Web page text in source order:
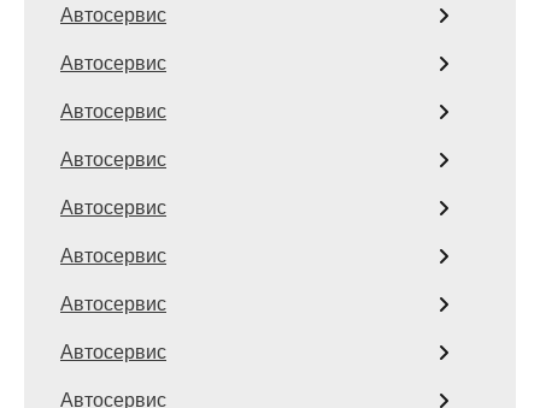
Автосервис
Автосервис
Автосервис
Автосервис
Автосервис
Автосервис
Автосервис
Автосервис
Автосервис